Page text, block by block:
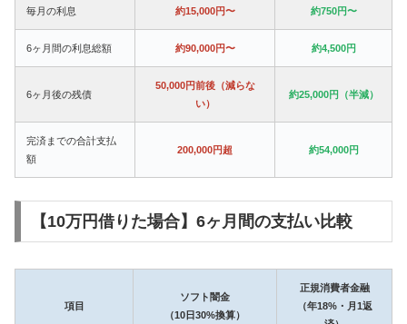
毎月の利息 約15,000円〜 約750円〜
6ヶ月間の利息総額 約90,000円〜 約4,500円
6ヶ月後の残債
50,000円前後（減らな
い）
約25,000円（半減）
完済までの合計支払
額
200,000円超 約54,000円
【10万円借りた場合】6ヶ月間の支払い比較
項目
ソフト闇金
（10日30%換算）
正規消費者金融
（年18%・月1返